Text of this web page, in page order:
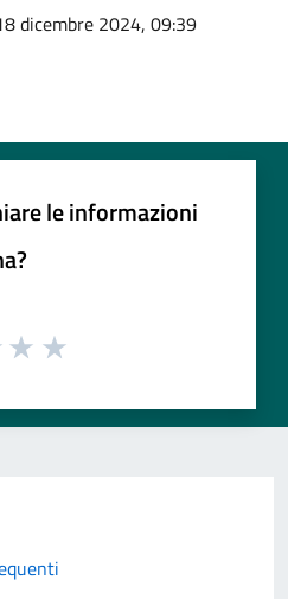
dicembre 2024, 09:39
le informazioni